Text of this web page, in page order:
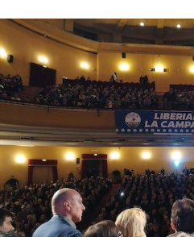
Contatti